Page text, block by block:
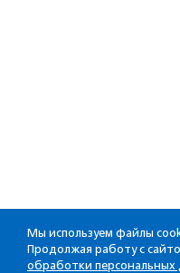
Мы используем файлы
Продолжая работу с
обработки персональных